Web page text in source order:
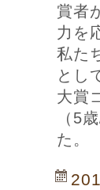
賞者
力を
私た
とし
大賞
（5
た。